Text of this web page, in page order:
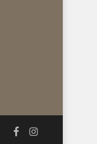
facebookinstagram